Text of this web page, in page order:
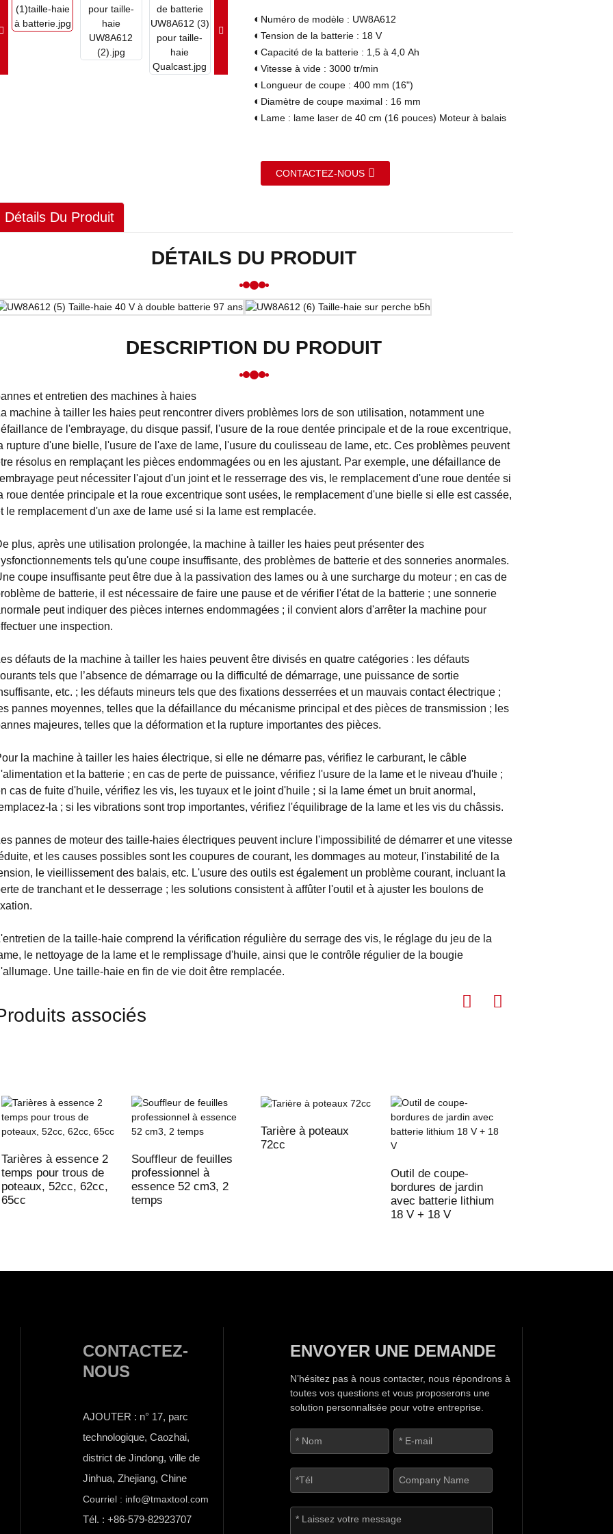
◐ Numéro de modèle : UW8A612
◐ Tension de la batterie : 18 V
◐ Capacité de la batterie : 1,5 à 4,0 Ah
◐ Vitesse à vide : 3000 tr/min
◐ Longueur de coupe : 400 mm (16")
◐ Diamètre de coupe maximal : 16 mm
◐ Lame : lame laser de 40 cm (16 pouces) Moteur à balais
CONTACTEZ-NOUS
Détails Du Produit
DÉTAILS DU PRODUIT
DESCRIPTION DU PRODUIT
et entretien des machines à haies
machine à tailler les haies peut rencontrer divers problèmes lors de son utilisation, notamment une
de l'embrayage, du disque passif, l'usure de la roue dentée principale et de la roue excentrique,
rupture d'une bielle, l'usure de l'axe de lame, l'usure du coulisseau de lame, etc. Ces problèmes peuvent
résolus en remplaçant les pièces endommagées ou en les ajustant. Par exemple, une défaillance de
peut nécessiter l'ajout d'un joint et le resserrage des vis, le remplacement d'une roue dentée si
roue dentée principale et la roue excentrique sont usées, le remplacement d'une bielle si elle est cassée,
le remplacement d'un axe de lame usé si la lame est remplacée.
plus, après une utilisation prolongée, la machine à tailler les haies peut présenter des
tels qu'une coupe insuffisante, des problèmes de batterie et des sonneries anormales.
coupe insuffisante peut être due à la passivation des lames ou à une surcharge du moteur ; en cas de
de batterie, il est nécessaire de faire une pause et de vérifier l'état de la batterie ; une sonnerie
peut indiquer des pièces internes endommagées ; il convient alors d'arrêter la machine pour
une inspection.
défauts de la machine à tailler les haies peuvent être divisés en quatre catégories : les défauts
tels que l’absence de démarrage ou la difficulté de démarrage, une puissance de sortie
etc. ; les défauts mineurs tels que des fixations desserrées et un mauvais contact électrique ;
pannes moyennes, telles que la défaillance du mécanisme principal et des pièces de transmission ; les
majeures, telles que la déformation et la rupture importantes des pièces.
la machine à tailler les haies électrique, si elle ne démarre pas, vérifiez le carburant, le câble
et la batterie ; en cas de perte de puissance, vérifiez l'usure de la lame et le niveau d'huile ;
cas de fuite d'huile, vérifiez les vis, les tuyaux et le joint d'huile ; si la lame émet un bruit anormal,
la ; si les vibrations sont trop importantes, vérifiez l'équilibrage de la lame et les vis du châssis.
pannes de moteur des taille-haies électriques peuvent inclure l'impossibilité de démarrer et une vitesse
et les causes possibles sont les coupures de courant, les dommages au moteur, l'instabilité de la
le vieillissement des balais, etc. L'usure des outils est également un problème courant, incluant la
de tranchant et le desserrage ; les solutions consistent à affûter l'outil et à ajuster les boulons de
de la taille-haie comprend la vérification régulière du serrage des vis, le réglage du jeu de la
le nettoyage de la lame et le remplissage d'huile, ainsi que le contrôle régulier de la bougie
Une taille-haie en fin de vie doit être remplacée.
associés
Tarières à essence 2
temps pour trous de
poteaux, 52cc, 62cc,
65cc
Souffleur de feuilles
professionnel à
essence 52 cm3, 2
temps
Tarière à poteaux
72cc
Outil de coupe-
bordures de jardin
avec batterie lithium
18 V + 18 V
CONTACTEZ-
NOUS
AJOUTER : n° 17, parc
technologique, Caozhai,
district de Jindong, ville de
Jinhua, Zhejiang, Chine
Courriel : info@tmaxtool.com
Tél. : +86-579-82923707
ENVOYER UNE DEMANDE
N’hésitez pas à nous contacter, nous répondrons à
toutes vos questions et vous proposerons une
solution personnalisée pour votre entreprise.